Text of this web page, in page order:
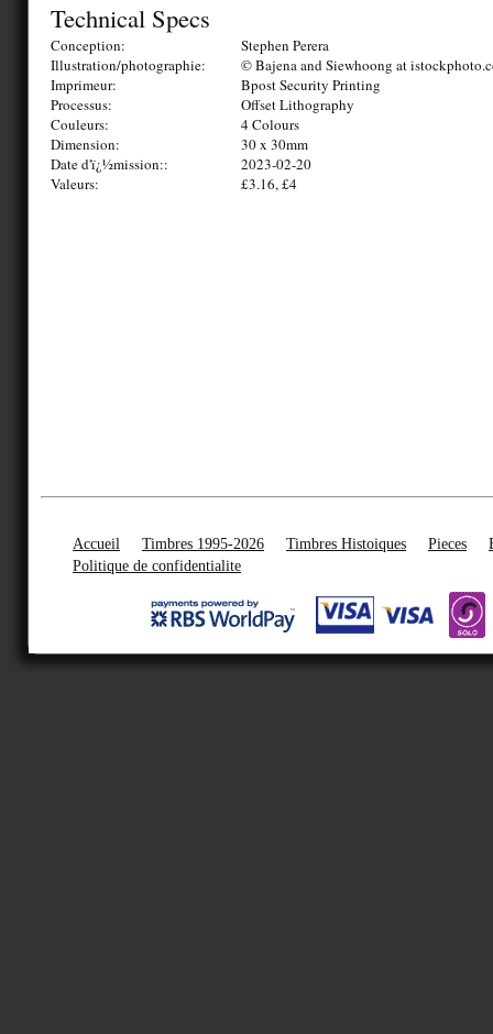
Technical Specs
Conception:
Stephen Perera
Illustration/photographie:
© Bajena and Siewhoong at
Imprimeur:
Bpost Security Printing
Processus:
Offset Lithography
Couleurs:
4 Colours
Dimension:
30 x 30mm
Date d'ï¿½mission::
2023-02-20
Valeurs:
£3.16, £4
Accueil Timbres 1995-2026 Timbres Histoiques Pieces
Politique de confidentialite